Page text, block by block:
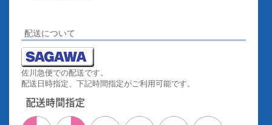
配送について
佐川急便での配送です。
配送日時指定、下記時間指定がご利用可能です。